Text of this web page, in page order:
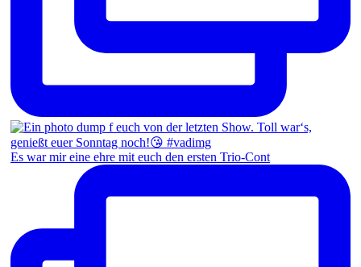
Es war mir eine ehre mit euch den ersten Trio-Cont